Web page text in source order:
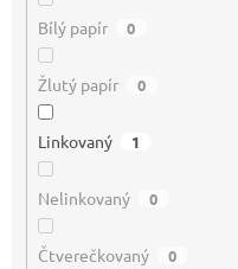
Bílý papír 0
Žlutý papír 0
Linkovaný 1
Nelinkovaný 0
Čtverečkovaný 0